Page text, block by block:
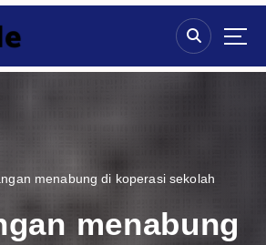
menabung di koperasi sekolah
menabung